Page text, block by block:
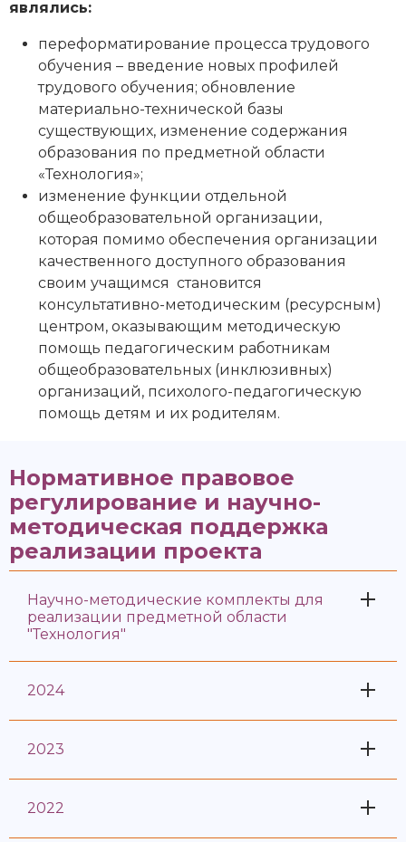
являлись:
переформатирование процесса трудового
обучения – введение новых профилей
трудового обучения; обновление
материально-технической базы
существующих, изменение содержания
образования по предметной области
«Технология»;
изменение функции отдельной
общеобразовательной организации,
которая помимо обеспечения организации
качественного доступного образования
своим учащимся становится
консультативно-методическим (ресурсным)
центром, оказывающим методическую
помощь педагогическим работникам
общеобразовательных (инклюзивных)
организаций, психолого-педагогическую
помощь детям и их родителям.
Нормативное правовое
регулирование и научно-
методическая поддержка
реализации проекта
Научно-методические комплекты для
реализации предметной области
"Технология"
2024
2023
2022